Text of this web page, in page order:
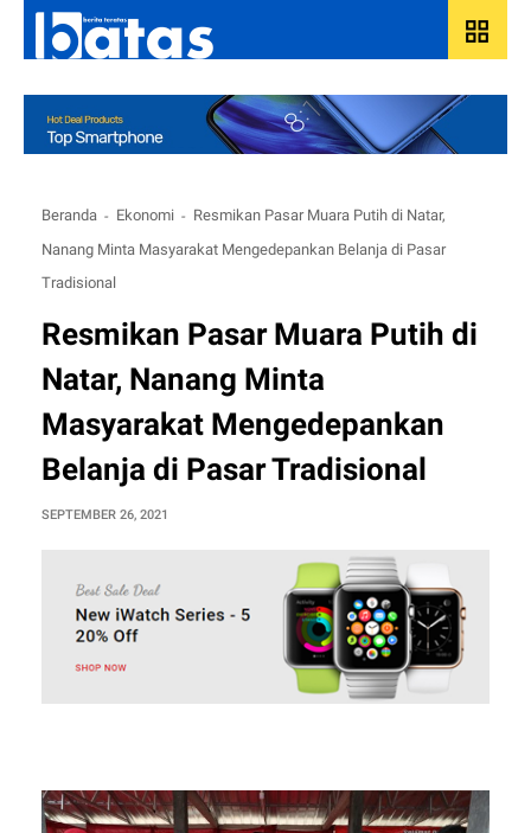
grid_view
Beranda Ekonomi
Resmikan Pasar Muara Putih di Natar,
Nanang Minta Masyarakat Mengedepankan Belanja di Pasar
Tradisional
Resmikan Pasar Muara Putih di
Natar, Nanang Minta
Masyarakat Mengedepankan
Belanja di Pasar Tradisional
SEPTEMBER 26, 2021